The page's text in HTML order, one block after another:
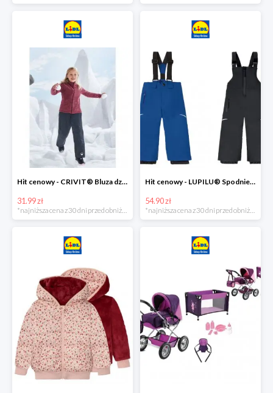
Hit cenowy - CRIVIT® Bluza dziewczęca z polaru
31.99 zł
Hit cenowy - LUPILU® Spodnie narciarskie chłopięce
54.90 zł